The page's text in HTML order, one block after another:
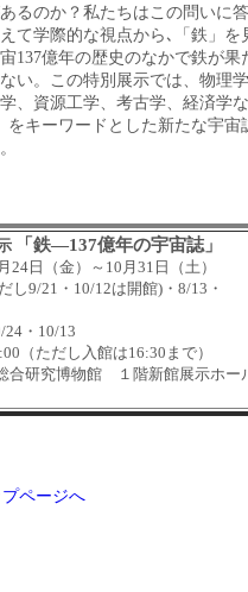
るのか？私たちはこの問いに
て学際的な視点から､「鉄」を
137億年の歴史のなかで鉄が果
い。この特別展示では、物理
、資源工学、考古学、経済学
をキーワードとした新たな宇宙
「鉄―137億年の宇宙誌」
）～10月31日（土）
・10/12は開館)・8/13・
13
し入館は16:30まで）
物館 １階新館展示ホー
プページへ